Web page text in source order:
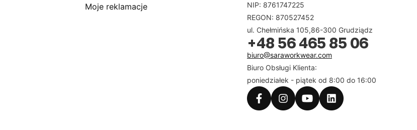
Moje reklamacje
NIP: 8761747225
REGON: 870527452
ul. Chełmińska 105,86-300 Grudziądz
+48 56 465 85 06
biuro@saraworkwear.com
Biuro Obsługi Klienta:
poniedziałek - piątek od 8:00 do 16:00